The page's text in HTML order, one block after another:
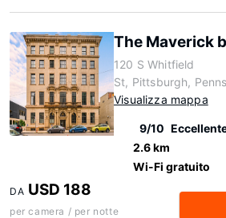
The Maverick
120 S Whitfield
St, Pittsburgh,
Visualizza mappa
9/10
2.6 km
Wi-Fi gratuito
DA USD 188
per camera / per notte